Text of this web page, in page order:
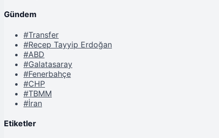
Gündem
#Transfer
#Recep Tayyip Erdoğan
#ABD
#Galatasaray
#Fenerbahçe
#CHP
#TBMM
#İran
Etiketler